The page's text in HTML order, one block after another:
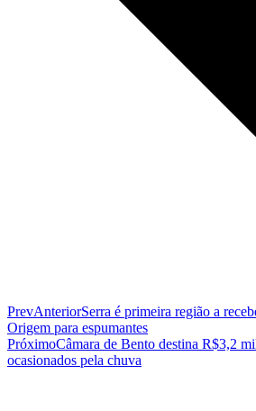
PrevAnteriorSerra é primeira região a
Origem para espumantes
PróximoCâmara de Bento destina R$3,2
ocasionados pela chuva